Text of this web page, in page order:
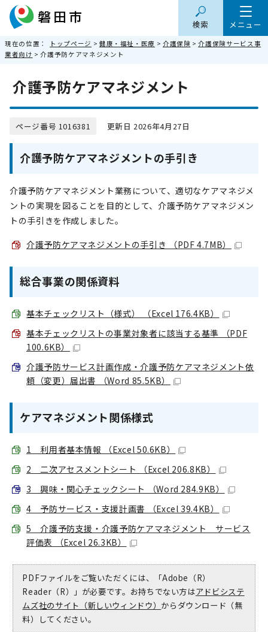
メニュー
検索
現在の位置： トップページ > 健康・福祉・医療 > 介護保険 >介護保険サービス事
業者向け > 介護予防ケアマネジメント
介護予防ケアマネジメント
ページ番号 1016381 更新日 2026年4月27日
介護予防ケアマネジメントの手引き
介護予防ケアマネジメント業務について、適切なケアマネジメ
ントの実現を図ることを目的として、介護予防ケアマネジメン
トの手引きを作成しました。
介護予防ケアマネジメントの手引き （PDF 4.7MB）
総合事業の関係資料
基本チェックリスト（様式） （Excel 176.4KB）
基本チェックリストの事業対象者に該当する基準 （PDF
100.6KB）
介護予防サービス計画作成・介護予防ケアマネジメント依
頼（変更）届出書 （Word 85.5KB）
ケアマネジメント関係様式
1 利用者基本情報 （Excel 50.6KB）
2 二次アセスメントシート （Excel 206.8KB）
3 興味・関心チェックシート （Word 284.9KB）
4 予防サービス・支援計画書 （Excel 39.4KB）
5 介護予防支援・介護予防ケアマネジメント サービス
評価表 （Excel 26.3KB）
PDFファイルをご覧いただくには、「Adobe（R）
Reader（R）」が必要です。お持ちでない方はアドビシステ
ムズ社のサイト（新しいウィンドウ） からダウンロード（無
料）してください。